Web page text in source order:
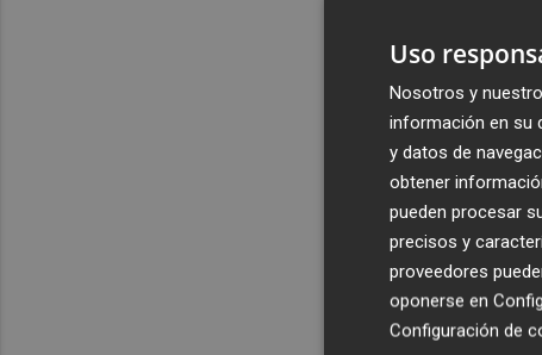
Uso
Nosotros y
información en su
y datos de
obtener
pueden procesar
precisos y
proveedores
oponerse en
Configuración de